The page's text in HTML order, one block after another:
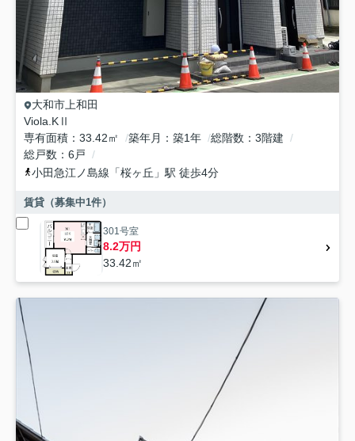
大和市上和田
Viola.KⅡ
専有面積
33.42㎡ 築年月 築1年 総階数
3階建
総戸数
6戸
小田急江ノ島線 「桜ヶ丘 」駅 徒歩4分
賃貸（募集中1件）
301号室
8.2万円
33.42㎡